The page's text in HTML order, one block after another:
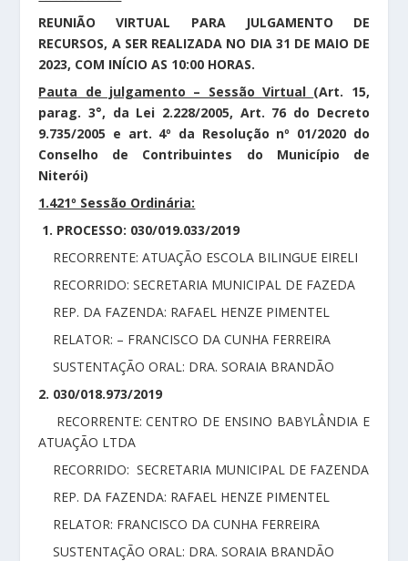
REUNIÃO VIRTUAL PARA JULGAMENTO DE
RECURSOS, A SER REALIZADA NO DIA 31 DE MAIO DE
2023, COM INÍCIO AS 10:00 HORAS.
Pauta de julgamento – Sessão Virtual (Art. 15,
parag. 3°, da Lei 2.228/2005, Art. 76 do Decreto
9.735/2005 e art. 4º da Resolução nº 01/2020 do
Conselho de Contribuintes do Município de
Niterói)
1.421º Sessão Ordinária:
1. PROCESSO: 030/019.033/2019
RECORRENTE: ATUAÇÃO ESCOLA BILINGUE EIRELI
RECORRIDO: SECRETARIA MUNICIPAL DE FAZEDA
REP. DA FAZENDA: RAFAEL HENZE PIMENTEL
RELATOR: – FRANCISCO DA CUNHA FERREIRA
SUSTENTAÇÃO ORAL: DRA. SORAIA BRANDÃO
2. 030/018.973/2019
RECORRENTE: CENTRO DE ENSINO BABYLÂNDIA E
ATUAÇÃO LTDA
RECORRIDO: SECRETARIA MUNICIPAL DE FAZENDA
REP. DA FAZENDA: RAFAEL HENZE PIMENTEL
RELATOR: FRANCISCO DA CUNHA FERREIRA
SUSTENTAÇÃO ORAL: DRA. SORAIA BRANDÃO